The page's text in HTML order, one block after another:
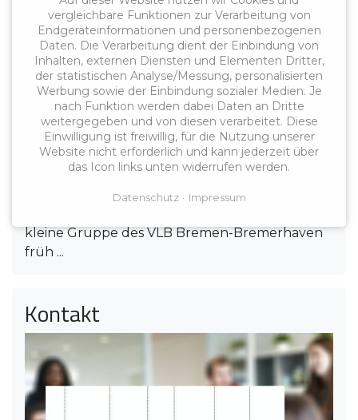
Bremen startet Praxistest ab August
2026
Ab August 2026 startet Bremen einen echten
Praxistest zur digitalen Arbeitszeiterfassung für
16.03.2026
VLB Bremen-Bremerhaven auf der
didacta 2026 in Köln
kleine Gruppe des VLB Bremen-Bremerhaven
früh ...
Kontakt
vergleichbare Funktionen zur Verarbeitung von
Endgeräteinformationen und personenbezogenen
Daten. Die Verarbeitung dient der Einbindung von
Inhalten, externen Diensten und Elementen Dritter,
der statistischen Analyse/Messung, personalisierten
Werbung sowie der Einbindung sozialer Medien. Je
nach Funktion werden dabei Daten an Dritte
weitergegeben und von diesen verarbeitet. Diese
Einwilligung ist freiwillig, für die Nutzung unserer
Website nicht erforderlich und kann jederzeit über
das Icon links unten widerrufen werden.
Datenschutz Impressum